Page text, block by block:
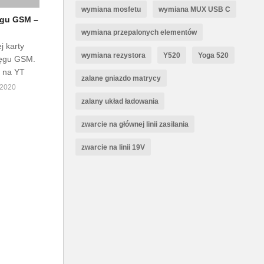
GSM –
karty
GSM.
na YT
wymiana mosfetu wymiana MUX USB C
wymiana przepalonych elementów
wymiana rezystora Y520 Yoga 520
zalane gniazdo matrycy
zalany układ ładowania
zwarcie na głównej linii zasilania
zwarcie na linii 19V